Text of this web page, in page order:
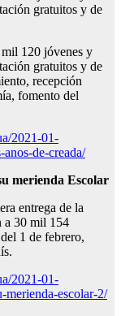
gratuitos y de
mil 120 jóvenes y
gratuitos y de
recepción
fomento del
2021-01-
de-creada/
merienda Escolar
entrega de la
a 30 mil 154
1 de febrero,
2021-01-
merienda-escolar-2/